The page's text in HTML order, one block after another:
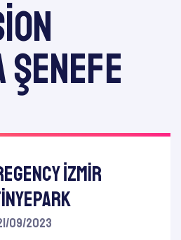
İzmir
09/2023